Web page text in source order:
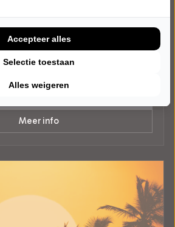
Meer info
Alles weigeren
Selectie toestaan
Accepteer alles